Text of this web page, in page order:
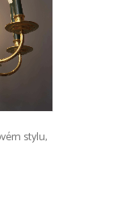
stylu,